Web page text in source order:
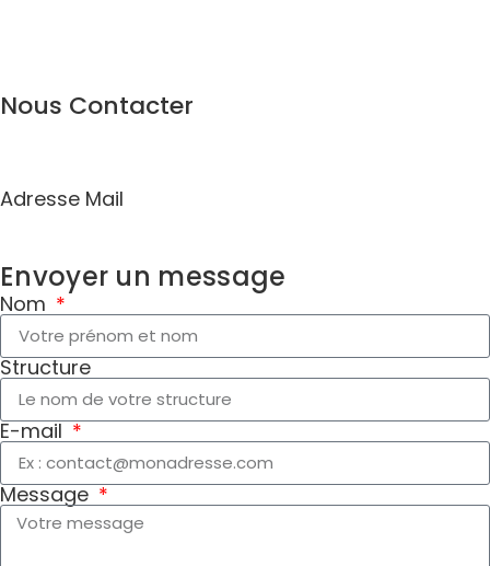
Nous Contacter
Adresse Mail
Envoyer un message
Nom
Structure
E-mail
Message